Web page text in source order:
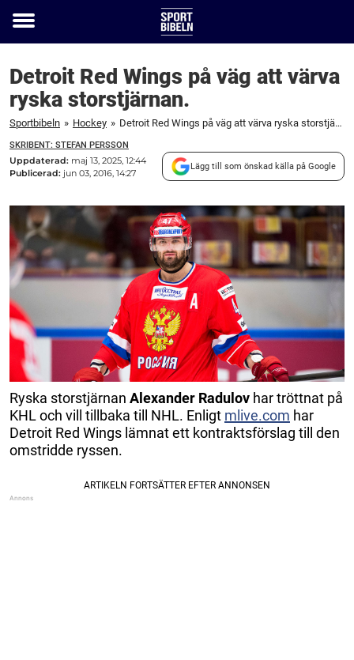
Toggle
Detroit Red Wings på väg att värva
ryska storstjärnan.
Sportbibeln » Hockey » Detroit Red Wings på väg att värva ryska storstjärnan.
SKRIBENT: STEFAN PERSSON
Uppdaterad: maj 13, 2025, 12:44
Publicerad: jun 03, 2016, 14:27
Lägg till som önskad källa på Google
Ryska storstjärnan Alexander Radulov har tröttnat på
KHL och vill tillbaka till NHL. Enligt mlive.com har
Detroit Red Wings lämnat ett kontraktsförslag till den
omstridde ryssen.